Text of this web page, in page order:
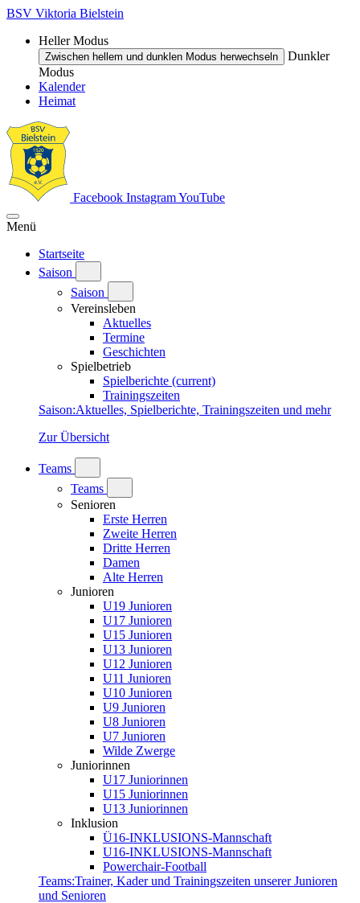
BSV Viktoria Bielstein
Heller Modus
Zwischen hellem und dunklen Modus herwechseln
Dunkler
Modus
Kalender
Heimat
Facebook InstagramYouTube
Menü
Startseite
Saison
Saison
Vereinsleben
Aktuelles
Termine
Geschichten
Spielbetrieb
Spielberichte (current)
Trainingszeiten
Saison:Aktuelles, Spielberichte, Trainingszeiten und mehr
Zur Übersicht
Teams
Teams
Senioren
Erste Herren
Zweite Herren
Dritte Herren
Damen
Alte Herren
Junioren
U19 Junioren
U17 Junioren
U15 Junioren
U13 Junioren
U12 Junioren
U11 Junioren
U10 Junioren
U9 Junioren
U8 Junioren
U7 Junioren
Wilde Zwerge
Juniorinnen
U17 Juniorinnen
U15 Juniorinnen
U13 Juniorinnen
Inklusion
Ü16-INKLUSIONS-Mannschaft
U16-INKLUSIONS-Mannschaft
Powerchair-Football
Teams:Trainer, Kader und Trainingszeiten unserer Junioren
und Senioren